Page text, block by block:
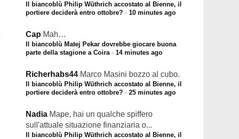
Il biancoblù Philip Wüthrich accostato al Bienne, il
portiere deciderà entro ottobre? · 10 minutes ago
Cap Mah…
Il biancoblù Matej Pekar dovrebbe giocare buona
parte della stagione a Coira· 14 minutes ago
Richerhabs44 Marco Masini bozzo al cubo.
Il biancoblù Philip Wüthrich accostato al Bienne, il
portiere deciderà entro ottobre? · 25 minutes ago
Nadia Mape, hai un qualche spiffero
sull'attuale situazione finanziaria o...
Il biancoblù Philip Wüthrich accostato al Bienne, il